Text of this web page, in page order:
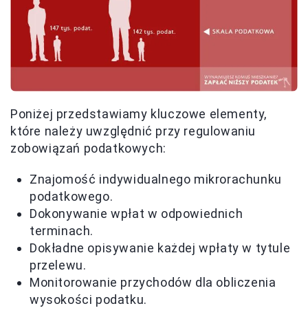
Poniżej przedstawiamy kluczowe elementy,
które należy uwzględnić przy regulowaniu
zobowiązań podatkowych:
Znajomość indywidualnego mikrorachunku
podatkowego.
Dokonywanie wpłat w odpowiednich
terminach.
Dokładne opisywanie każdej wpłaty w tytule
przelewu.
Monitorowanie przychodów dla obliczenia
wysokości podatku.